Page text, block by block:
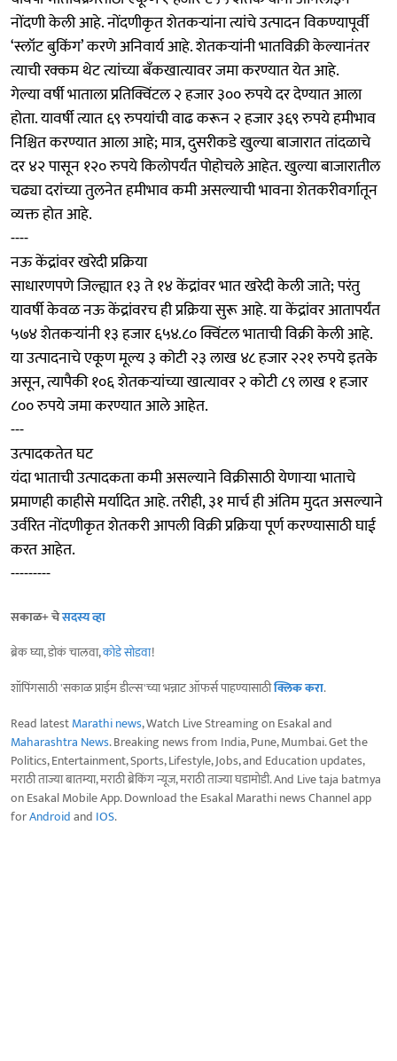
नोंदणी केली आहे. नोंदणीकृत शेतकऱ्यांना त्यांचे उत्पादन विकण्यापूर्वी
‘स्लॉट बुकिंग’ करणे अनिवार्य आहे. शेतकऱ्यांनी भातविक्री केल्यानंतर
त्याची रक्कम थेट त्यांच्या बँकखात्यावर जमा करण्यात येत आहे.
गेल्या वर्षी भाताला प्रतिक्विंटल २ हजार ३०० रुपये दर देण्यात आला
होता. यावर्षी त्यात ६९ रुपयांची वाढ करून २ हजार ३६९ रुपये हमीभाव
निश्चित करण्यात आला आहे; मात्र, दुसरीकडे खुल्या बाजारात तांदळाचे
दर ४२ पासून १२० रुपये किलोपर्यंत पोहोचले आहेत. खुल्या बाजारातील
चढ्या दरांच्या तुलनेत हमीभाव कमी असल्याची भावना शेतकरीवर्गातून
व्यक्त होत आहे.
----
नऊ केंद्रांवर खरेदी प्रक्रिया
साधारणपणे जिल्ह्यात १३ ते १४ केंद्रांवर भात खरेदी केली जाते; परंतु
यावर्षी केवळ नऊ केंद्रांवरच ही प्रक्रिया सुरू आहे. या केंद्रांवर आतापर्यंत
५७४ शेतकऱ्यांनी १३ हजार ६५४.८० क्विंटल भाताची विक्री केली आहे.
या उत्पादनाचे एकूण मूल्य ३ कोटी २३ लाख ४८ हजार २२१ रुपये इतके
असून, त्यापैकी १०६ शेतकऱ्यांच्या खात्यावर २ कोटी ८९ लाख १ हजार
८०० रुपये जमा करण्यात आले आहेत.
---
उत्पादकतेत घट
यंदा भाताची उत्पादकता कमी असल्याने विक्रीसाठी येणाऱ्या भाताचे
प्रमाणही काहीसे मर्यादित आहे. तरीही, ३१ मार्च ही अंतिम मुदत असल्याने
उर्वरित नोंदणीकृत शेतकरी आपली विक्री प्रक्रिया पूर्ण करण्यासाठी घाई
करत आहेत.
---------
सकाळ+ चेसदस्य व्हा
ब्रेक घ्या, डोकं चालवा,कोडे सोडवा!
शॉपिंगसाठी 'सकाळ प्राईम डील्स'च्या भन्नाट ऑफर्स पाहण्यासाठीक्लिक करा.
Read latestMarathi news, Watch Live Streaming on Esakal and
Maharashtra News. Breaking news from India, Pune, Mumbai. Get the
Politics, Entertainment, Sports, Lifestyle, Jobs, and Education updates,
मराठी ताज्या बातम्या, मराठी ब्रेकिंग न्यूज, मराठी ताज्या घडामोडी. And Live taja batmya
on Esakal Mobile App. Download the Esakal Marathi news Channel app
forAndroidand IOS.